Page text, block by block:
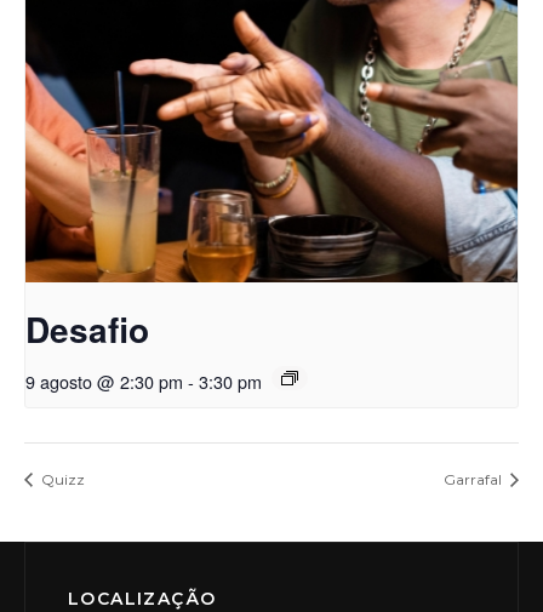
Desafio
9 agosto @ 2:30 pm - 3:30 pm
Quizz Garrafal
LOCALIZAÇÃO